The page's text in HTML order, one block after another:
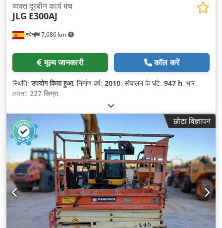
स्पेन 7,686 km
व्यक्त दूरबीन कार्य मंच
JLG E300AJ
मूल्य जानकारी कॉल करें
स्थिति:उपयोग किया हुआ, निर्माण वर्ष: 2010, संचालन के घंटे: 947 h, भार
क्षमता: 227 किग्रा,
छोटा विज्ञापन